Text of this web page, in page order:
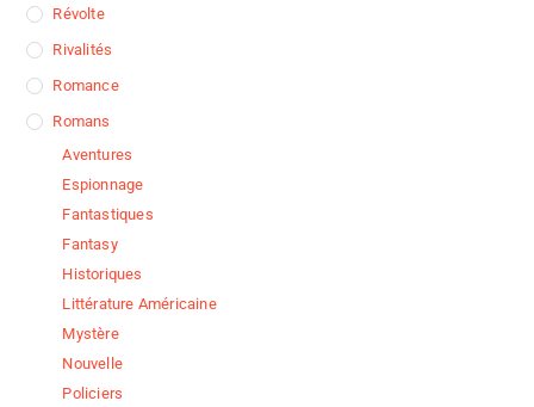
Révolte
Rivalités
Romance
Romans
Aventures
Espionnage
Fantastiques
Fantasy
Historiques
Littérature Américaine
Mystère
Nouvelle
Policiers